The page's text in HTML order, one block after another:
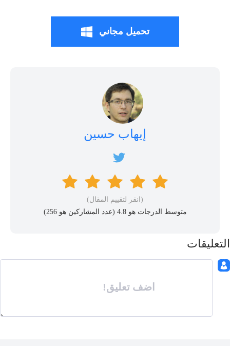
تحميل مجاني
إيهاب حسين
(انقر لتقييم المقال)
متوسط ​​الدرجات هو 4.8 (عدد المشاركين هو
256
)
التعليقات
اضف تعليق!